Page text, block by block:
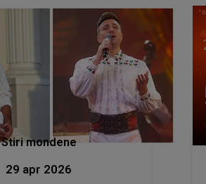
Stiri mondene
29 apr 2026